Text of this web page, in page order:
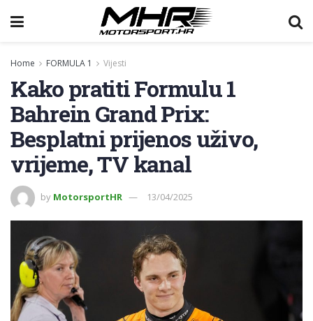
Home FORMULA 1 Vijesti
Kako pratiti Formulu 1
Bahrein Grand Prix:
Besplatni prijenos uživo,
vrijeme, TV kanal
by MotorsportHR 13/04/2025